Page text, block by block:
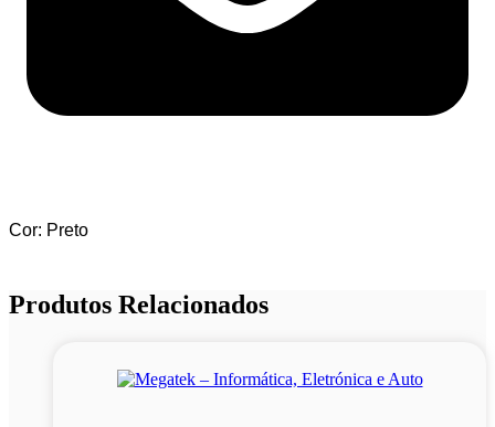
Cor: Preto
Produtos Relacionados